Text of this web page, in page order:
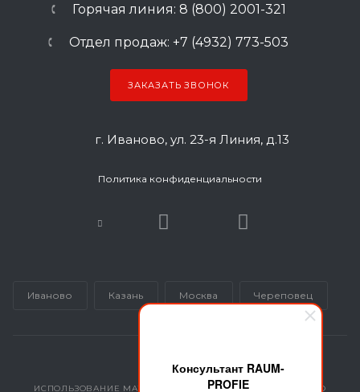
Консультант RAUM-
PROFIE
Горячая линия: 8 (800) 2001-321
Отдел продаж: +7 (4932) 773-503
ЗАКАЗАТЬ ЗВОНОК
г. Иваново, ул. 23-я Линия, д.13
Политика конфиденциальности
Иваново Казань Москва Череповец
ИСПОЛЬЗОВАНИЕ МАТЕРИАЛОВ САЙТА ВОЗМОЖНО ТОЛЬКО